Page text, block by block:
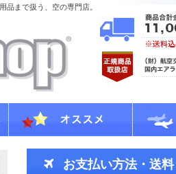
品まで扱う、空の専門店。
お支払い方法・送料